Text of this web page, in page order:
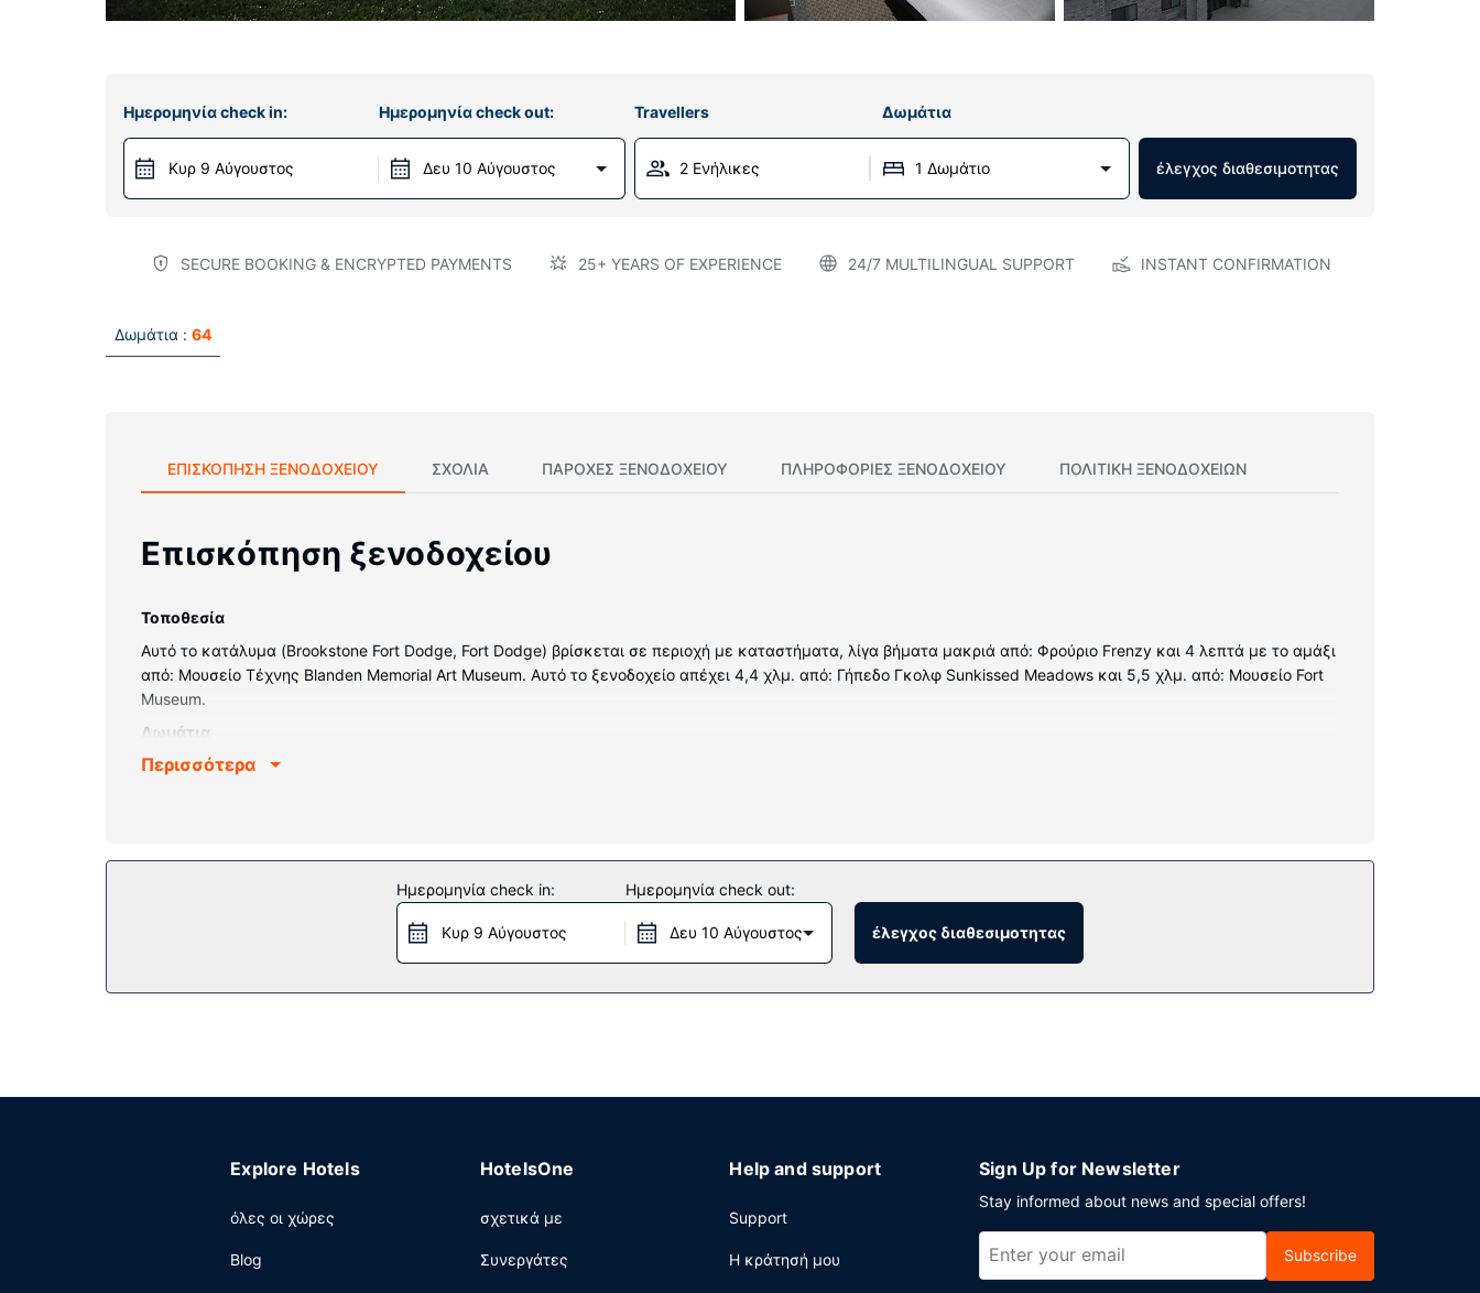
Ημερομηνία check in:
Κυρ 9 Αύγουστος
Ημερομηνία check out:
Δευ 10 Αύγουστος
Travellers Δωμάτια
2 Ενήλικες 1 Δωμάτιο έλεγχος διαθεσιμοτητας
SECURE BOOKING & ENCRYPTED PAYMENTS 25+ YEARS OF EXPERIENCE 24/7 MULTILINGUAL SUPPORT INSTANT CONFIRMATION
Δωμάτια : 64
ΕΠΙΣΚΌΠΗΣΗ ΞΕΝΟΔΟΧΕΊΟΥ ΣΧΌΛΙΑ ΠΑΡΟΧΕΣ ΞΕΝΟΔΟΧΕΙΟΥ ΠΛΗΡΟΦΟΡΊΕΣ ΞΕΝΟΔΟΧΕΊΟΥ ΠΟΛΙΤΙΚΗ ΞΕΝΟΔΟΧΕΊΩΝ
Επισκόπηση ξενοδοχείου
Τοποθεσία
Αυτό το κατάλυμα (Brookstone Fort Dodge, Fort Dodge) βρίσκεται σε περιοχή με καταστήματα, λίγα βήματα μακριά από: Φρούριο Frenzy και 4 λεπτά με το αμάξι
από: Μουσείο Τέχνης Blanden Memorial Art Museum. Αυτό το ξενοδοχείο απέχει 4,4 χλμ. από: Γήπεδο Γκολφ Sunkissed Meadows και 5,5 χλμ. από: Μουσείο Fort
Museum.
Δωμάτια
Νιώστε σαν στο σπίτι σας σε ένα από τα 64 κλιματιζόμενα δωμάτιά μας, τα οποία διαθέτουν ιδιωτικές πισίνες και τηλεοράσεις με επίπεδη οθόνη. Προσφέρεται
το ξενοδοχείο περιλαμβάνουν δωρεάν ασύρματο ίντερνετ, τζάκι στο λόμπι και μηχάνημα αυτόματης πώλησης. Οι επισκέπτες μπορούν να τριγυρίσουν με το
δωρεάν λεωφορειάκι που καλύπτει αποστάσεις 5 μίλια.
Χαλαρώστε στο τέλος της μέρας με ένα ποτό στο μπαρ/lounge. Σερβίρεται δωρεάν πρωινό (σε πακέτο) τις καθημερινές μεταξύ 6:00 π.μ. - 9:00 π.μ. και τα
σαββατοκύριακα μεταξύ 6:00 π.μ. - 10:00 π.μ..
Περισσότερα
Ημερομηνία check in:
Κυρ 9 Αύγουστος
Ημερομηνία check out:
Δευ 10 Αύγουστος έλεγχος διαθεσιμοτητας
Explore Hotels
όλες οι χώρες
Blog
HotelsOne
σχετικά με
Συνεργάτες
Help and support
Support
Η κράτησή μου
Sign Up for Newsletter
Stay informed about news and special offers!
Subscribe